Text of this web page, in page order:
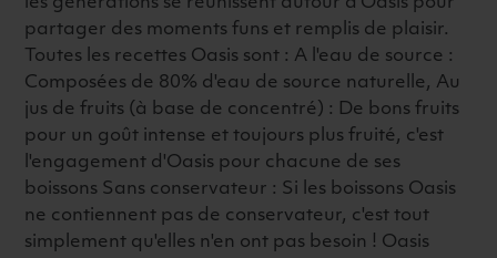
partager des moments funs et remplis de plaisir.
Toutes les recettes Oasis sont : A l'eau de source :
Composées de 80% d'eau de source naturelle, Au
jus de fruits (à base de concentré) : De bons fruits
pour un goût intense et toujours plus fruité, c'est
l'engagement d'Oasis pour chacune de ses
boissons Sans conservateur : Si les boissons Oasis
ne contiennent pas de conservateur, c'est tout
simplement qu'elles n'en ont pas besoin ! Oasis